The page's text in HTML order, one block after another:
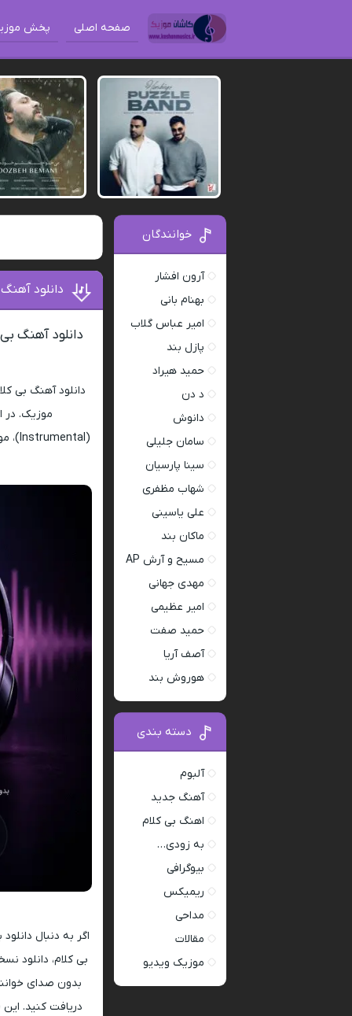
صفحه اصلی پخش
دانلود
دانلود آهنگ
دانلود آهنگ بی
موزیک. در
اگر به دنبال
بی کلام، دانلود
بدون صدای
دریافت کنید. این
خوانندگان
آرون افشار
بهنام بانی
امیر عباس گلاب
پازل بند
حمید هیراد
د دن
دانوش
سامان جلیلی
سینا پارسیان
شهاب مظفری
علی یاسینی
ماکان بند
مسیح و آرش AP
مهدی جهانی
امیر عظیمی
حمید صفت
آصف آریا
هوروش بند
دسته بندی
آلبوم
آهنگ جدید
اهنگ بی کلام
به زودی…
بیوگرافی
ریمیکس
مداحی
مقالات
موزیک ویدیو